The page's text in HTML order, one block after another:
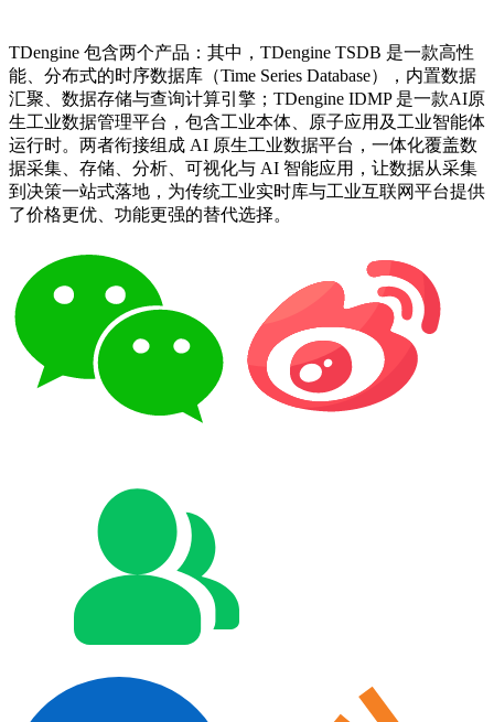
TDengine 包含两个产品：其中，TDengine TSDB 是一款高性
能、分布式的时序数据库（Time Series Database），内置数据
汇聚、数据存储与查询计算引擎；TDengine IDMP 是一款AI原
生工业数据管理平台，包含工业本体、原子应用及工业智能体
运行时。两者衔接组成 AI 原生工业数据平台，一体化覆盖数
据采集、存储、分析、可视化与 AI 智能应用，让数据从采集
到决策一站式落地，为传统工业实时库与工业互联网平台提供
了价格更优、功能更强的替代选择。